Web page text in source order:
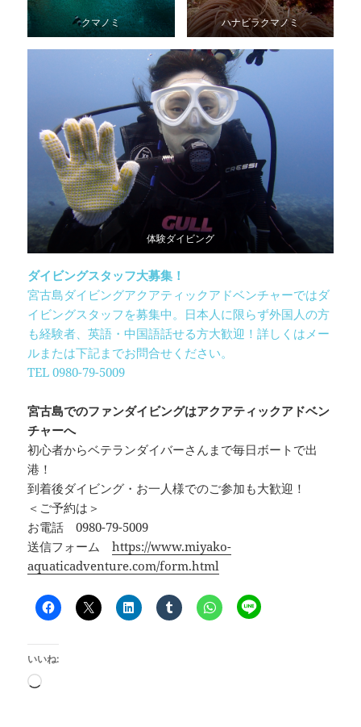
クマノミ ハナビラクマノミ
体験ダイビング
ダイビングスタッフ大募集！
宮古島ダイビングアクアティックアドベンチャーではダ
イビングスタッフを募集中。日本人に限らず外国人の方
も経験者、英語・中国語話せる方大歓迎！詳しくはメー
ルまたは下記までお問合せください。
TEL 0980-79-5009
宮古島でのファンダイビングはアクアティックアドベン
チャーへ
初心者からベテランダイバーさんまで毎日ボートで出
港！
到着後ダイビング・お一人様でのご参加も大歓迎！
＜ご予約は＞
お電話 0980-79-5009
送信フォームhttps://www.miyako-
aquaticadventure.com/form.html
いいね:
読